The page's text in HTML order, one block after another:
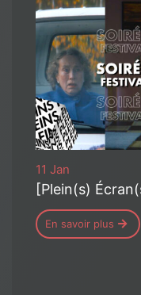
11 Jan
[Plein(s)
En savoir plus